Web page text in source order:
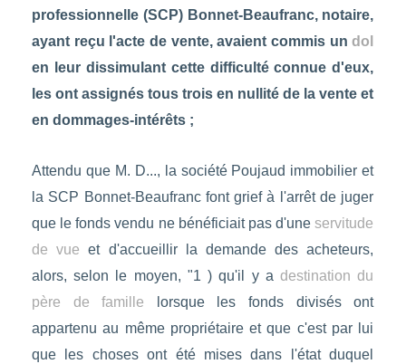
professionnelle (SCP) Bonnet-Beaufranc, notaire,
ayant reçu l'acte de vente, avaient commis undol
en leur dissimulant cette difficulté connue d'eux,
les ont assignés tous trois en nullité de la vente et
en dommages-intérêts ;
Attendu que M. D..., la société Poujaud immobilier et
la SCP Bonnet-Beaufranc font grief à l'arrêt de juger
que le fonds vendu ne bénéficiait pas d'une servitude
de vue et d'accueillir la demande des acheteurs,
alors, selon le moyen, "1 ) qu'il y adestination du
père de famille lorsque les fonds divisés ont
appartenu au même propriétaire et que c'est par lui
que les choses ont été mises dans l'état duquel